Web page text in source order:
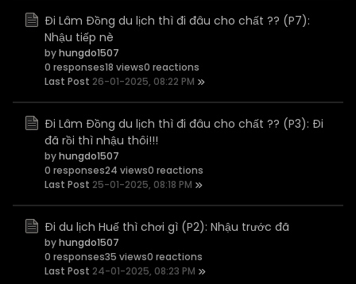
Đi Lâm Đồng du lịch thì đi đâu cho chất ?? (P7):
Nhậu tiếp nè
byhungdo1507
0 responses18 views0 reactions
Last Post 26-01-2025, 08:22 PM
Đi Lâm Đồng du lịch thì đi đâu cho chất ?? (P3): Đi
đã rồi thì nhậu thôi!!!
byhungdo1507
0 responses24 views0 reactions
Last Post 25-01-2025, 08:18 PM
Đi du lịch Huế thì chơi gì (P2): Nhậu trước đã
byhungdo1507
0 responses35 views0 reactions
Last Post 24-01-2025, 08:23 PM